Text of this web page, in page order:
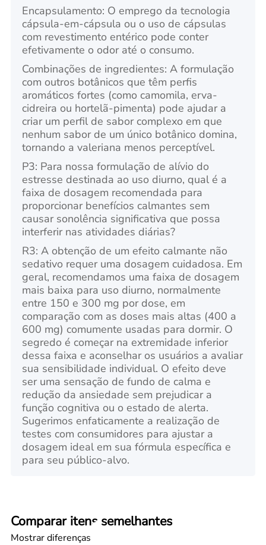
Encapsulamento: O emprego da tecnologia
cápsula-em-cápsula ou o uso de cápsulas
com revestimento entérico pode conter
efetivamente o odor até o consumo.
Combinações de ingredientes: A formulação
com outros botânicos que têm perfis
aromáticos fortes (como camomila, erva-
cidreira ou hortelã-pimenta) pode ajudar a
criar um perfil de sabor complexo em que
nenhum sabor de um único botânico domina,
tornando a valeriana menos perceptível.
P3: Para nossa formulação de alívio do
estresse destinada ao uso diurno, qual é a
faixa de dosagem recomendada para
proporcionar benefícios calmantes sem
causar sonolência significativa que possa
interferir nas atividades diárias?
R3: A obtenção de um efeito calmante não
sedativo requer uma dosagem cuidadosa. Em
geral, recomendamos uma faixa de dosagem
mais baixa para uso diurno, normalmente
entre 150 e 300 mg por dose, em
comparação com as doses mais altas (400 a
600 mg) comumente usadas para dormir. O
segredo é começar na extremidade inferior
dessa faixa e aconselhar os usuários a avaliar
sua sensibilidade individual. O efeito deve
ser uma sensação de fundo de calma e
redução da ansiedade sem prejudicar a
função cognitiva ou o estado de alerta.
Sugerimos enfaticamente a realização de
testes com consumidores para ajustar a
dosagem ideal em sua fórmula específica e
para seu público-alvo.
Comparar itens semelhantes
Mostrar diferenças